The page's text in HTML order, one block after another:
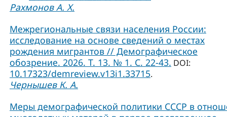
Рахмонов А. Х.
Межрегиональные связи населения России:
исследование на основе сведений о местах
рождения мигрантов // Демографическое
обозрение. 2026. Т. 13. № 1. С. 22-43. DOI:
10.17323/demreview.v13i1.33715.
Чернышев К. А.
Меры демографической политики СССР в